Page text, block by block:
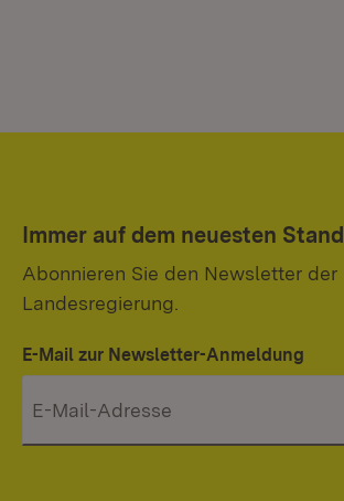
Immer auf dem neuesten Stand
Abonnieren Sie den Newsletter der
Landesregierung.
E-Mail zur Newsletter-Anmeldung